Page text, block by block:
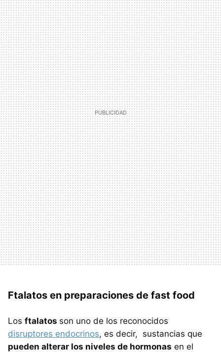
Ftalatos en preparaciones de fast food
Los ftalatos son uno de los reconocidos
disruptores endocrinos, es decir, sustancias que
pueden alterar los niveles de hormonas en el